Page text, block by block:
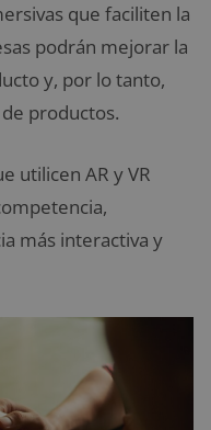
que faciliten la
podrán mejorar la
y, por lo tanto,
productos.
utilicen AR y VR
más interactiva y